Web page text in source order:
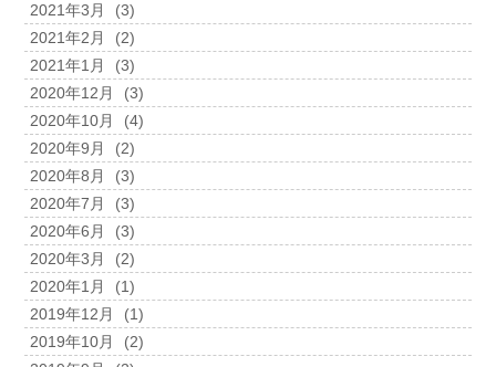
2021年3月
(3)
2021年2月
(2)
2021年1月
(3)
2020年12月
(3)
2020年10月
(4)
2020年9月
(2)
2020年8月
(3)
2020年7月
(3)
2020年6月
(3)
2020年3月
(2)
2020年1月
(1)
2019年12月
(1)
2019年10月
(2)